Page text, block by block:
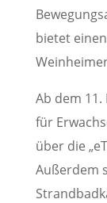
bietet
Ab dem
für
über die
Außerdem